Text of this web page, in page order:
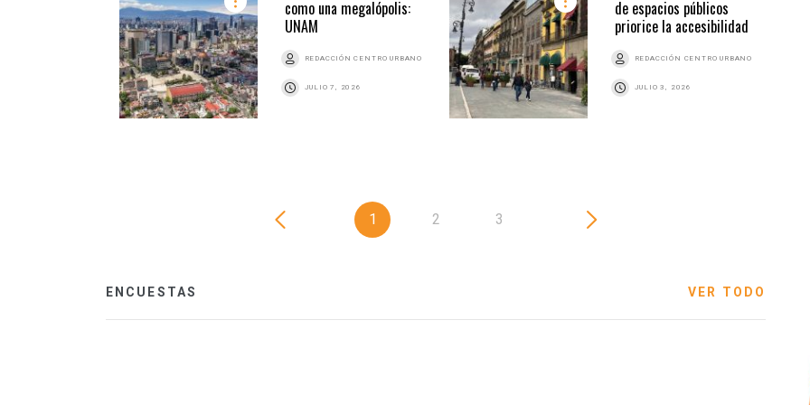
como una megalópolis:
UNAM
REDACCIÓN CENTRO URBANO
JULIO 7, 2026
de espacios públicos
priorice la accesibilidad
REDACCIÓN CENTRO URBANO
JULIO 3, 2026
1 2 3
ENCUESTAS VER TODO